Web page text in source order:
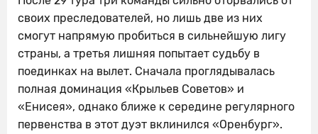
своих преследователей, но лишь две из них
смогут напрямую пробиться в сильнейшую лигу
страны, а третья лишняя попытает судьбу в
поединках на вылет. Сначала проглядывалась
полная доминация «Крыльев Советов» и
«Енисея», однако ближе к середине регулярного
первенства в этот дуэт вклинился «Оренбург».